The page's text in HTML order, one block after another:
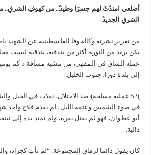
أضلعي امتدّتْ لهم جسرًا وطيدْ..من كهوفِ الشرقِ..
الشرقِ الجديدْ
من تقرير نشرته وكالة وفا الفلسطينية عن الشهيد
يكن يريد من الثورة أكثر من بندقية، بندقية ليست
عمله الشاق في
إلى بلدة دورا، جنوب الخليل.
)52 عملية مسلحة) ضد الاحتلال، نفذت في الجبل
في ضوء الشمس وعتمة الليل، لم يقدم فلاح واحد
أبو عطوان، فهو لم يقتل بقرة، ولم تمتد يده إلى
دالية.
كان يقول دائما لرفاق المجموعة: “لم نأتِ كجراد،